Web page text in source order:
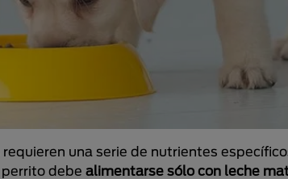
una serie de nutrientes
debe alimentarse sólo con leche